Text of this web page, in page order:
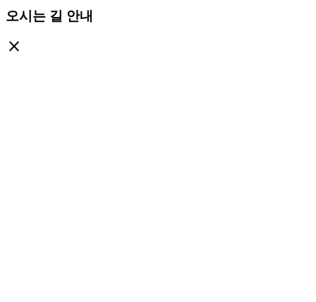
오시는 길 안내
close